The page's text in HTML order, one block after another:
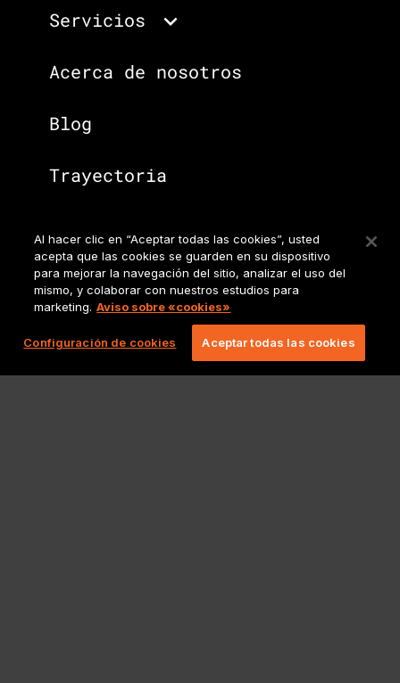
Servicios
Acerca de nosotros
Blog
Trayectoria
Vamos más allá del gaming.
Consulte todos los servicios
que ofrecemos.
Sitio principal de
Al hacer clic en “Aceptar todas las cookies”, usted
acepta que las cookies se guarden en su dispositivo
para mejorar la navegación del sitio, analizar el uso del
mismo, y colaborar con nuestros estudios para
marketing. Aviso sobre «cookies»
Configuración de cookies Aceptar todas las cookies